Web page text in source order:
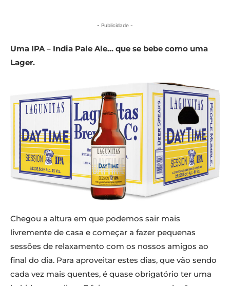
- Publicidade -
Uma IPA – India Pale Ale… que se bebe como uma
Lager.
Chegou a altura em que podemos sair mais
livremente de casa e começar a fazer pequenas
sessões de relaxamento com os nossos amigos ao
final do dia. Para aproveitar estes dias, que vão sendo
cada vez mais quentes, é quase obrigatório ter uma